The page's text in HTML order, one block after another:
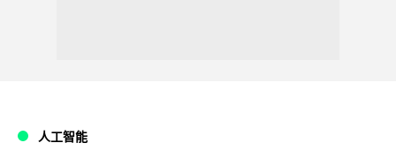
人工智能